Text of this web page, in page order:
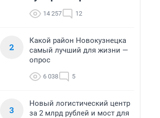
14 257 12
2
Какой район Новокузнецка
самый лучший для жизни —
опрос
6 038 5
3
Новый логистический центр
за 2 млрд рублей и мост для